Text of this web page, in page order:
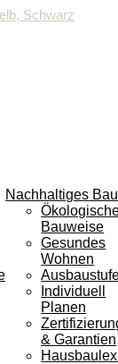
Nachhaltiges
Bauweise
Gesundes
Wohnen
Individuell
Planen
& Garantien